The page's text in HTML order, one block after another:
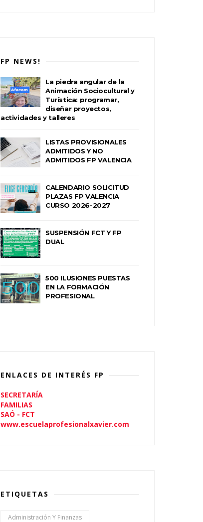
FP NEWS!
La piedra angular de la
Animación Sociocultural y
Turística: programar,
diseñar proyectos,
actividades y talleres
LISTAS PROVISIONALES
ADMITIDOS Y NO
ADMITIDOS FP VALENCIA
CALENDARIO SOLICITUD
PLAZAS FP VALENCIA
CURSO 2026-2027
SUSPENSIÓN FCT Y FP
DUAL
500 ILUSIONES PUESTAS
EN LA FORMACIÓN
PROFESIONAL
ENLACES DE INTERÉS FP
SECRETARÍA
FAMILIAS
SAÓ - FCT
www.escuelaprofesionalxavier.com
ETIQUETAS
Administración Y Finanzas